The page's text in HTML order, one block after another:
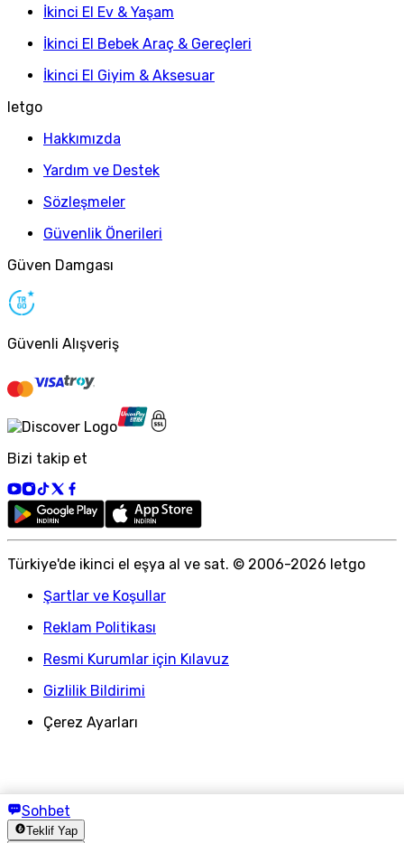
Sohbet
Teklif Yap
İkinci El Ev & Yaşam
İkinci El Bebek Araç & Gereçleri
İkinci El Giyim & Aksesuar
letgo
Hakkımızda
Yardım ve Destek
Sözleşmeler
Güvenlik Önerileri
Güven Damgası
Güvenli Alışveriş
Bizi takip et
Türkiye'de ikinci el eşya al ve sat. © 2006-2026 letgo
Şartlar ve Koşullar
Reklam Politikası
Resmi Kurumlar için Kılavuz
Gizlilik Bildirimi
Çerez Ayarları